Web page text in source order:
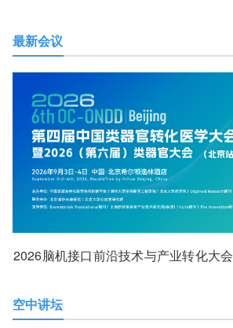
最新会议
2026脑机接口前沿技术与产业转化大会
空中讲坛